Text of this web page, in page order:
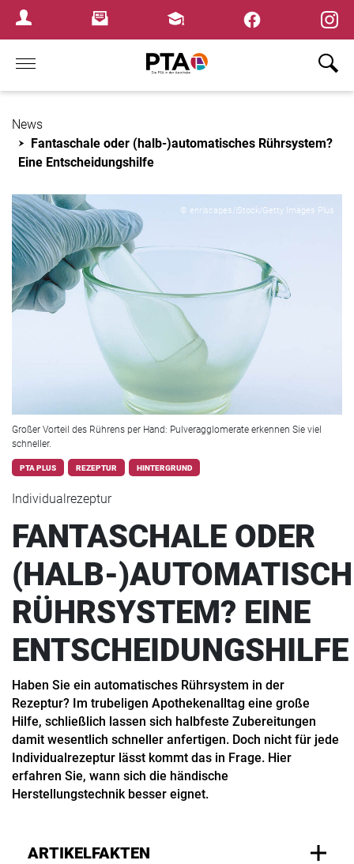
Login MenuNewsletterFortbildungen
Home
News
Fantaschale oder (halb-)automatisches Rührsystem?
Eine Entscheidungshilfe
© enriscapes/iStock/Getty Images Plus
Großer Vorteil des Rührens per Hand: Pulveragglomerate erkennen Sie viel
schneller.
PTA PLUS REZEPTUR HINTERGRUND
Individualrezeptur
FANTASCHALE ODER
(HALB-
RÜHRSYSTEM? EINE
ENTSCHEIDUNGSHILFE
Haben Sie ein automatisches Rührsystem in der
Rezeptur? Im trubeligen Apothekenalltag eine große
Hilfe, schließlich lassen sich halbfeste Zubereitungen
damit wesentlich schneller anfertigen. Doch nicht für jede
Individualrezeptur lässt kommt das in Frage. Hier
erfahren Sie, wann sich die händische
Herstellungstechnik besser eignet.
ARTIKELFAKTEN
×